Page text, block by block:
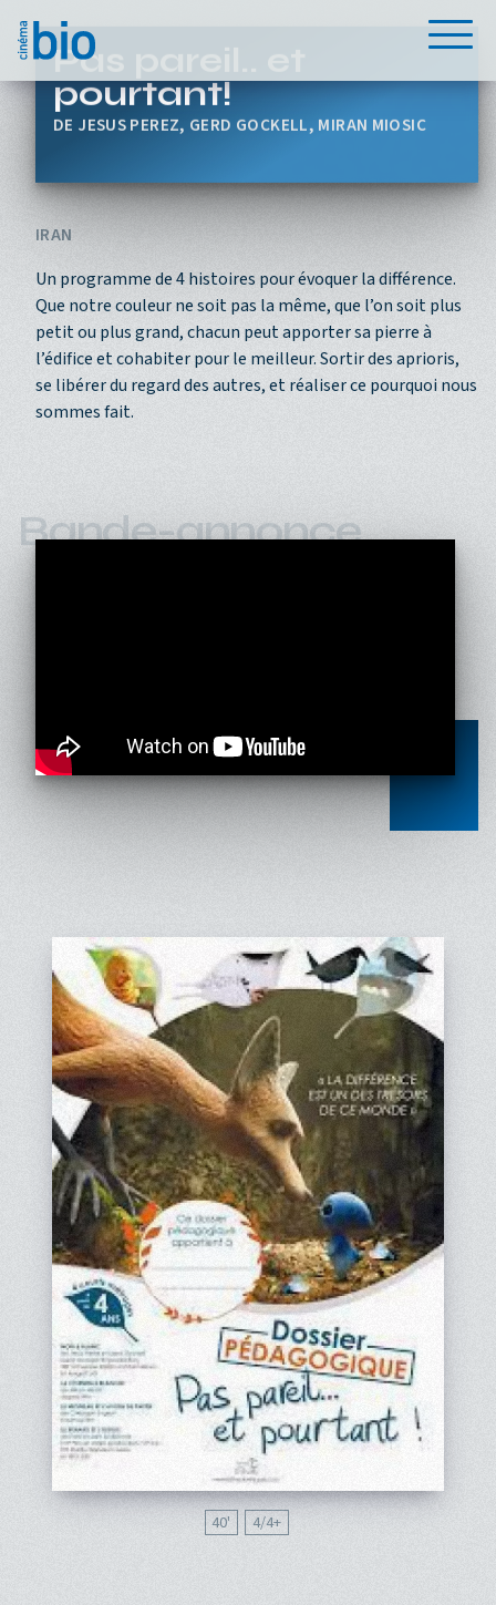
Pas pareil.. et
pourtant!
JESUS PEREZ, GERD GOCKELL, MIRAN MIOSIC
IRAN
Un programme de 4 histoires pour évoquer la différence.
Que notre couleur ne soit pas la même, que l’on soit plus
petit ou plus grand, chacun peut apporter sa pierre à
l’édifice et cohabiter pour le meilleur. Sortir des aprioris,
se libérer du regard des autres, et réaliser ce pourquoi nous
sommes fait.
Bande-annonce
40' 4/4